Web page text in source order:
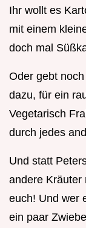
Ihr wollt es
mit einem
doch mal
Oder gebt
dazu, für ein
Vegetarisch
durch jedes
Und statt
andere Kräuter
euch! Und wer
ein paar